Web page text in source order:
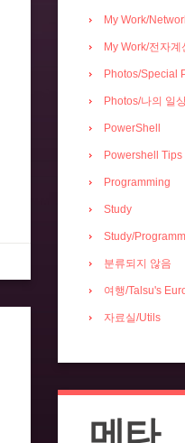
My Work/
My Work/전자계
Photos/Special
Photos/나의 일
PowerShell
Powershell Tips
Programming
Study
Study/
분류되지 않음
여행/Talsu's
자료실/Utils